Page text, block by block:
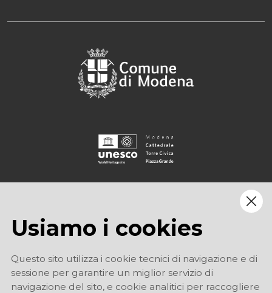
Usiamo i cookies
Questo sito utilizza i cookie tecnici di navigazione e di
sessione per garantire un miglior servizio di
navigazione del sito, e cookie analitici per raccogliere